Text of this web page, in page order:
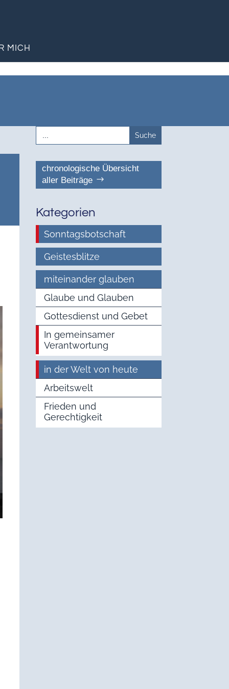
MICH
Search
for:
chronologische Übersicht
aller Beiträge
Kategorien
Sonntagsbotschaft
Geistesblitze
miteinander glauben
Glaube und Glauben
Gottesdienst und Gebet
In gemeinsamer
Verantwortung
in der Welt von heute
Arbeitswelt
Frieden und
Gerechtigkeit